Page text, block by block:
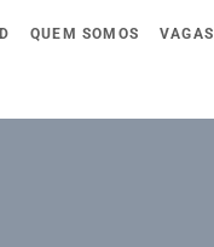
QUEM SOMOS VAGAS